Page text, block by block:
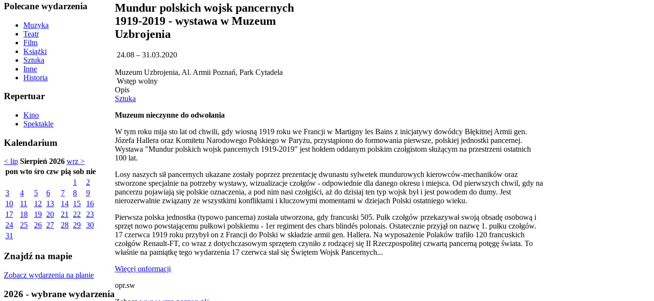
Polecane wydarzenia
Muzyka
Teatr
Film
Książki
Sztuka
Inne
Historia
Repertuar
Kino
Spektakle
Kalendarium
< lip Sierpień 2026 wrz >
pon wto śro czw pią sob nie
1
2
3
4 5 6 7 8
9
10
11 12 13 14 15
16
17
18 19 20 21 22
23
24
25 26 27 28 29
30
31
Znajdź na mapie
Zobacz wydarzenia na planie
2026 - wybrane wydarzenia
Mundur polskich wojsk pancernych
1919-2019 - wystawa w Muzeum
Uzbrojenia
24.08 – 31.03.2020
Muzeum Uzbrojenia, Al. Armii Poznań, Park Cytadela
Wstęp wolny
Opis
Sztuka
Muzeum nieczynne do odwołania
W tym roku mija sto lat od chwili, gdy wiosną 1919 roku we Francji w Martigny les Bains z inicjatywy dowódcy Błękitnej Armii gen.
Józefa Hallera oraz Komitetu Narodowego Polskiego w Paryżu, przystąpiono do formowania pierwsze, polskiej jednostki pancernej.
Wystawa "Mundur polskich wojsk pancernych 1919-2019" jest hołdem oddanym polskim czołgistom służącym na przestrzeni ostatnich
100 lat.
Losy naszych sił pancernych ukazane zostały poprzez prezentację dwunastu sylwetek mundurowych kierowców-mechaników oraz
stworzone specjalnie na potrzeby wystawy, wizualizacje czołgów - odpowiednie dla danego okresu i miejsca. Od pierwszych chwil, gdy na
pancerzu pojawiają się polskie oznaczenia, a pod nim nasi czołgiści, aż do dzisiaj ten typ wojsk był i jest powodem do dumy. Jest
nierozerwalnie związany ze wszystkimi konfliktami i kluczowymi momentami w dziejach Polski ostatniego wieku.
Pierwsza polska jednostka (typowo pancerna) została utworzona, gdy francuski 505. Pułk czołgów przekazywał swoją obsadę osobową i
sprzęt nowo powstającemu pułkowi polskiemu - 1er regiment des chars blindés polonais. Ostatecznie przyjął on nazwę 1. pułku czołgów.
17 czerwca 1919 roku przybył on z Francji do Polski w składzie armii gen. Hallera. Na wyposażenie Polaków trafiło 120 francuskich
czołgów Renault-FT, co wraz z dotychczasowym sprzętem czyniło z rodzącej się II Rzeczpospolitej czwartą pancerną potęgę świata. To
właśnie na pamiątkę tego wydarzenia 17 czerwca stał się Świętem Wojsk Pancernych...
Więcej onformacji
opr.sw